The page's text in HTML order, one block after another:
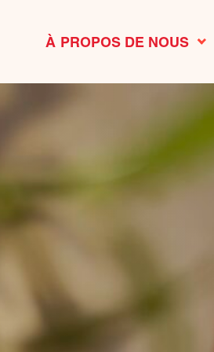
À PROPOS DE NOUS